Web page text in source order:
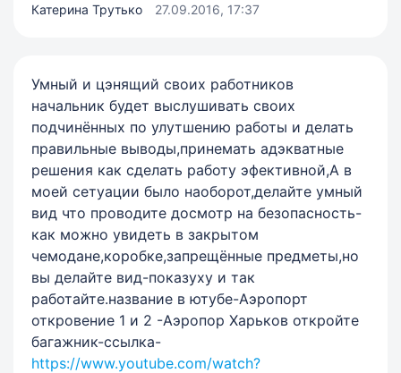
Катерина Трутько 27.09.2016, 17:37
Умный и цэнящий своих работников
начальник будет выслушивать своих
подчинённых по улутшению работы и делать
правильные выводы,принемать адэкватные
решения как сделать работу эфективной,А в
моей сетуации было наоборот,делайте умный
вид что проводите досмотр на безопасность-
как можно увидеть в закрытом
чемодане,коробке,запрещённые предметы,но
вы делайте вид-показуху и так
работайте.название в ютубе-Аэропорт
откровение 1 и 2 -Аэропор Харьков откройте
багажник-ссылка-
https://www.youtube.com/watch?